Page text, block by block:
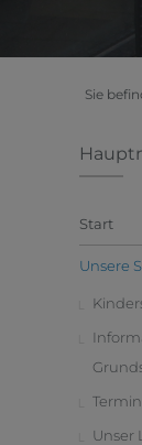
Sie
Start
Unsere
Unser